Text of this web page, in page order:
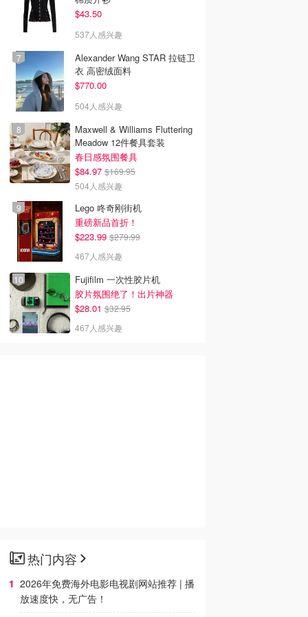
$43.50
537人感兴趣
Alexander Wang STAR 拉链卫
衣 高密绒面料
$770.00
504人感兴趣
Maxwell & Williams Fluttering
Meadow 12件餐具套装
春日感氛围餐具
$84.97 $169.95
504人感兴趣
Lego 咚奇刚街机
重磅新品首折！
$223.99 $279.99
467人感兴趣
Fujifilm 一次性胶片机
胶片氛围绝了！出片神器
$28.01 $32.95
467人感兴趣
热门内容
2026年免费海外电影电视剧网站推荐 | 播
放速度快，无广告！